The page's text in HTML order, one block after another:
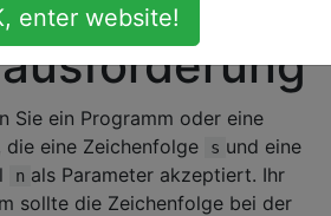
Sie ein Programm oder eine
die eine Zeichenfolge
s und eine
n als Parameter akzeptiert. Ihr
sollte die Zeichenfolge bei der
enter website!